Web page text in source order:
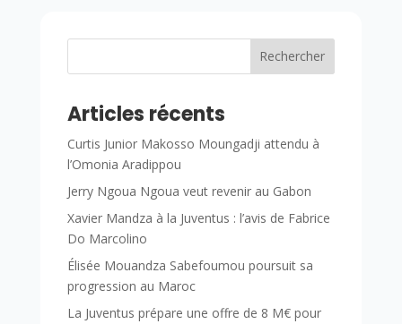
Rechercher
Articles récents
Curtis Junior Makosso Moungadji attendu à
l’Omonia Aradippou
Jerry Ngoua Ngoua veut revenir au Gabon
Xavier Mandza à la Juventus : l’avis de Fabrice
Do Marcolino
Élisée Mouandza Sabefoumou poursuit sa
progression au Maroc
La Juventus prépare une offre de 8 M€ pour